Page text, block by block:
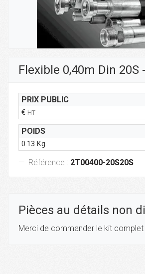
Flexible 0,40m Din 20S
PRIX PUBLIC
€ HT
POIDS
0.13 Kg
Référence : 2T00400-20S20S
Pièces au détails non
Merci de commander le kit complet